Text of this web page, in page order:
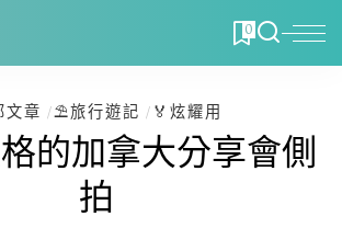
0
文章 ⛱️旅行遊記 🏅炫耀用
的加拿大分享會側
拍